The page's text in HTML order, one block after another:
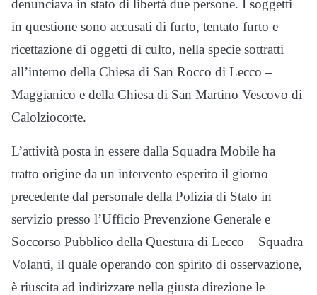
denunciava in stato di libertà due persone. I soggetti
in questione sono accusati di furto, tentato furto e
ricettazione di oggetti di culto, nella specie sottratti
all’interno della Chiesa di San Rocco di Lecco –
Maggianico e della Chiesa di San Martino Vescovo di
Calolziocorte.
L’attività posta in essere dalla Squadra Mobile ha
tratto origine da un intervento esperito il giorno
precedente dal personale della Polizia di Stato in
servizio presso l’Ufficio Prevenzione Generale e
Soccorso Pubblico della Questura di Lecco – Squadra
Volanti, il quale operando con spirito di osservazione,
è riuscita ad indirizzare nella giusta direzione le